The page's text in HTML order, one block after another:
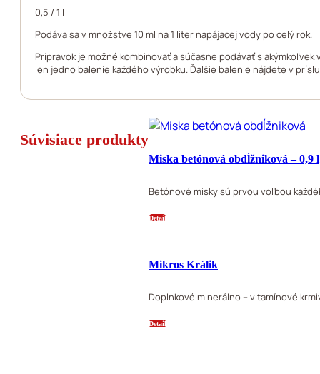
0,5 / 1 l
Podáva sa v množstve 10 ml na 1 liter napájacej vody po celý rok.
Prípravok je možné kombinovať a súčasne podávať s
len jedno balenie každého výrobku. Ďalšie balenie nájdete v
Súvisiace produkty
Miska betónová obdĺžniková – 0,9 l
Betónové misky sú prvou voľbou
Detail
Mikros Králik
Doplnkové minerálno – vitamínové
Detail